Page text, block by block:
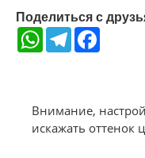
Поделиться с
WhatsAppTelegram
Внимание,
искажать оттенок